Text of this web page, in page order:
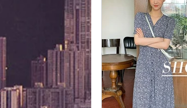
美食團購 購物